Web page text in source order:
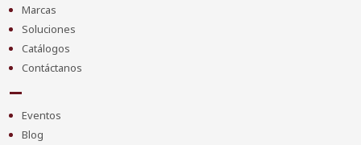
Marcas
Soluciones
Catálogos
Contáctanos
Eventos
Blog